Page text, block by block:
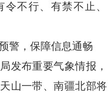
不行、有禁不止、
警，保障信息通畅
发布重要气象情报，
山一带、南疆北部将